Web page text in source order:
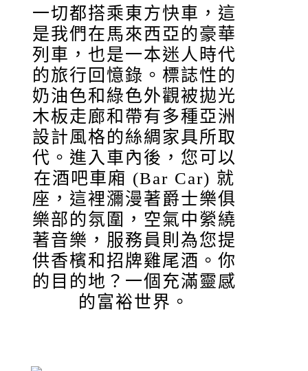
一切都搭乘東方快車，這
是我們在馬來西亞的豪華
列車，也是一本迷人時代
的旅行回憶錄。標誌性的
奶油色和綠色外觀被拋光
木板走廊和帶有多種亞洲
設計風格的絲綢家具所取
代。進入車內後，您可以
在酒吧車廂 (Bar Car) 就
座，這裡瀰漫著爵士樂俱
樂部的氛圍，空氣中縈繞
著音樂，服務員則為您提
供香檳和招牌雞尾酒。你
的目的地？一個充滿靈感
的富裕世界。